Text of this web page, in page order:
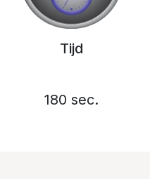
Tijd
180 sec.